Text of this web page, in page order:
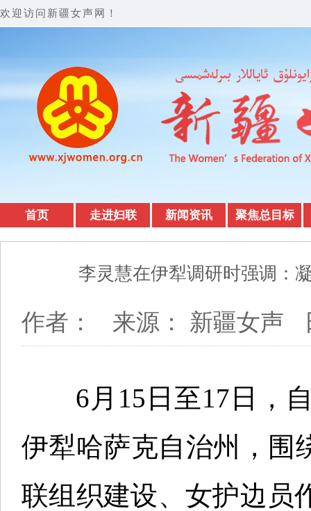
欢迎访问新疆女声网！
首页 走进妇联 新闻资讯 聚焦总目标
李灵慧在伊犁调研时强调：
作者： 来源： 新疆女声
6月15日至17日，自
伊犁哈萨克自治州，围
联组织建设、女护边员